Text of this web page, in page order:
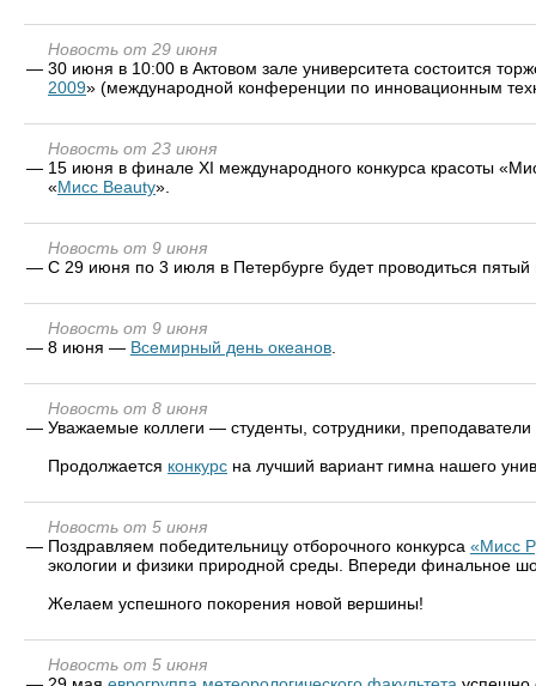
Новость от 29 июня
— 30 июня в 10:00 в Актовом зале университета состоится
2009» (международной конференции по инновационным
Новость от 23 июня
— 15 июня в финале XI международного конкурса красоты
«Мисс Beauty».
Новость от 9 июня
— С 29 июня по 3 июля в Петербурге будет проводиться
Новость от 9 июня
— 8 июня — Всемирный день океанов.
Новость от 8 июня
— Уважаемые коллеги — студенты, сотрудники,
Продолжается конкурс на лучший вариант гимна нашего
Новость от 5 июня
— Поздравляем победительницу отборочного конкурса «Мисс
экологии и физики природной среды. Впереди финальное
Желаем успешного покорения новой вершины!
Новость от 5 июня